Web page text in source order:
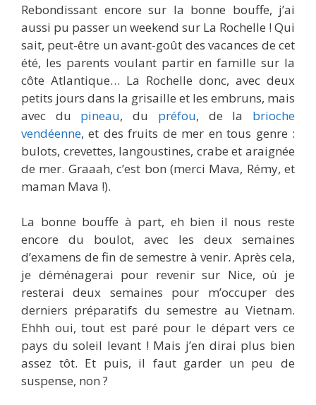
Rebondissant encore sur la bonne bouffe, j’ai
aussi pu passer un weekend sur La Rochelle ! Qui
sait, peut-être un avant-goût des vacances de cet
été, les parents voulant partir en famille sur la
côte Atlantique… La Rochelle donc, avec deux
petits jours dans la grisaille et les embruns, mais
avec du pineau, du préfou, de la brioche
vendéenne, et des fruits de mer en tous genre :
bulots, crevettes, langoustines, crabe et araignée
de mer. Graaah, c’est bon (merci Mava, Rémy, et
maman Mava !).
La bonne bouffe à part, eh bien il nous reste
encore du boulot, avec les deux semaines
d’examens de fin de semestre à venir. Après cela,
je déménagerai pour revenir sur Nice, où je
resterai deux semaines pour m’occuper des
derniers préparatifs du semestre au Vietnam.
Ehhh oui, tout est paré pour le départ vers ce
pays du soleil levant ! Mais j’en dirai plus bien
assez tôt. Et puis, il faut garder un peu de
suspense, non ?